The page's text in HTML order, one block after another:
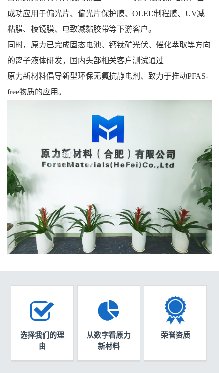
成功应用于偏光片、偏光片保护膜、OLED制程膜、UV减
粘膜、棱镜膜、电致减黏胶带等下游客户。
同时，原力已完成固态电池、钙钛矿光伏、催化萃取等方向
的离子液体研发，国内头部相关客户测试通过
原力新材料倡导新型环保无氟抗静电剂、致力于推动PFAS-
free物质的应用。
选择我们的理
由
从数字看原力
新材料
荣誉资质